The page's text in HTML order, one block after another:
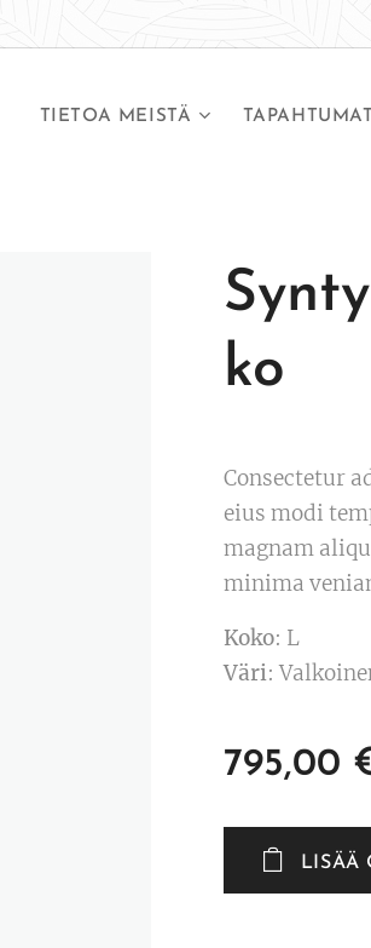
TIETOA MEISTÄ TAPAHTUMAT
ko
Consectetur
eius modi
magnam
minima
Koko: L
Väri:
795,00
LISÄÄ